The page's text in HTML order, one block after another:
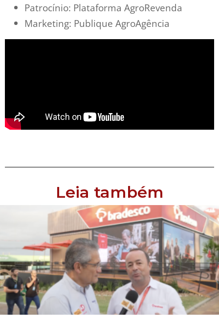
Patrocínio: Plataforma AgroRevenda
Marketing: Publique AgroAgência
Leia também